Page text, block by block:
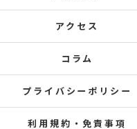
アクセス
コラム
プライバシーポリシー
利用規約・免責事項